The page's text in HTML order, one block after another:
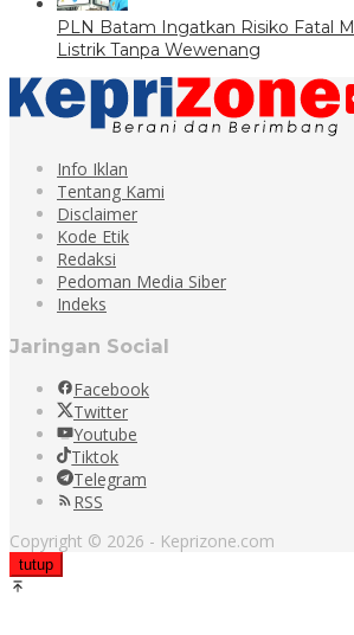
PLN Batam Ingatkan Risiko Fatal
Listrik Tanpa Wewenang
Info Iklan
Tentang Kami
Disclaimer
Kode Etik
Redaksi
Pedoman Media Siber
Indeks
Jaringan Social
Facebook
Twitter
Youtube
Tiktok
Telegram
RSS
Copyright © 2026 - Keprizone.com
tutup